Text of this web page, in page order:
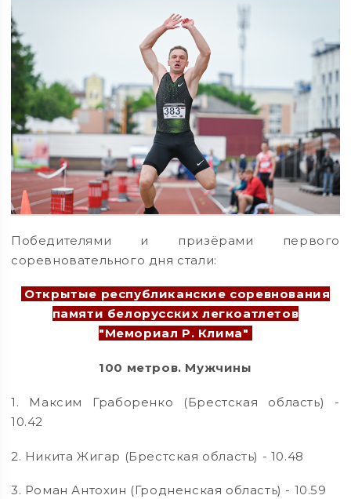
Победителями и призёрами первого
соревновательного дня стали:
Открытые республиканские соревнования
памяти белорусских легкоатлетов
"Мемориал Р. Клима"
100 метров. Мужчины
1. Максим Граборенко (Брестская область) -
10.42
2. Никита Жигар (Брестская область) - 10.48
3. Роман Антохин (Гродненская область) - 10.59